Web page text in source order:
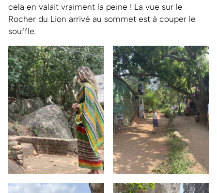
cela en valait vraiment la peine ! La vue sur le
Rocher du Lion arrivé au sommet est à couper le
souffle.